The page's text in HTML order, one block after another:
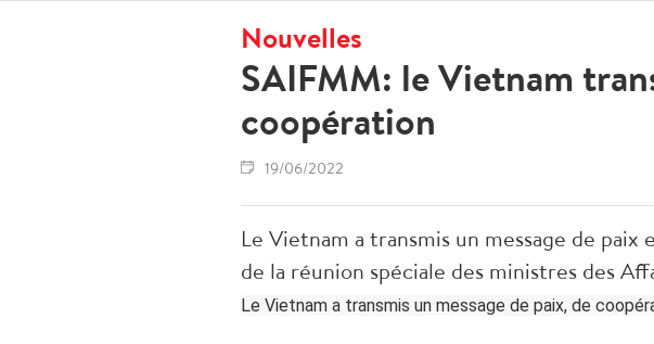
Nouvelles
SAIFMM: le Vietnam
coopération
19/06/2022
Le Vietnam a transmis un message de
de la réunion spéciale des ministres des
Le Vietnam a transmis un message de paix, de